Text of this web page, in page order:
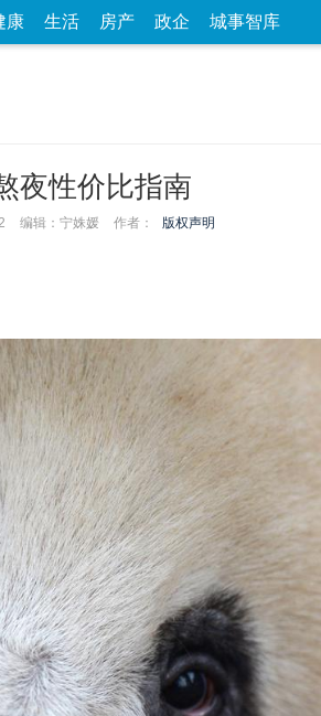
康 生活 房产 政企 城事智库
性价比指南
编辑：宁姝媛 作者： 版权声明